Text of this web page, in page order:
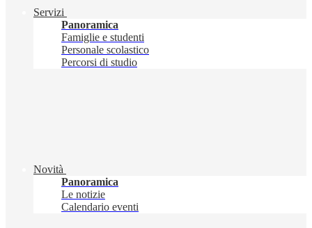
Servizi
Panoramica
Famiglie e studenti
Personale scolastico
Percorsi di studio
Novità
Panoramica
Le notizie
Calendario eventi